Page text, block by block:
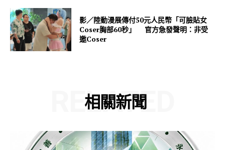
影／陸動漫展傳付50元人民幣「可臉貼女
Coser胸部60秒」 官方急發聲明：非受
邀Coser
相關新聞
RELATED